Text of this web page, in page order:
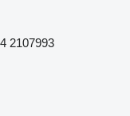
2107993